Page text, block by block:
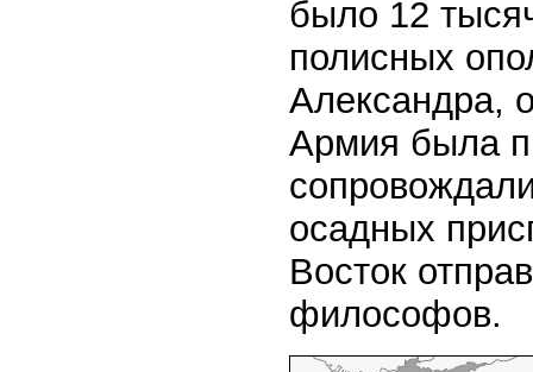
было 12
полисных
Александра,
Армия была
осадных
Восток
философов.